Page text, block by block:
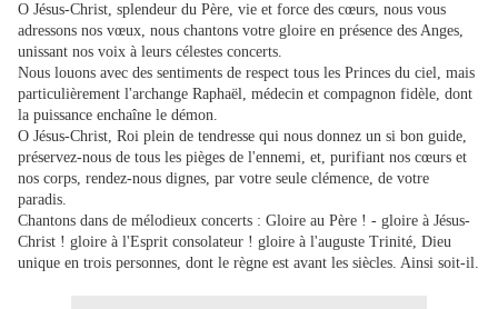
O Jésus-Christ, splendeur du Père, vie et force des cœurs, nous vous
adressons nos vœux, nous chantons votre gloire en présence des Anges,
unissant nos voix à leurs célestes concerts.
Nous louons avec des sentiments de respect tous les Princes du ciel, mais
particulièrement l'archange Raphaël, médecin et compagnon fidèle, dont
la puissance enchaîne le démon.
O Jésus-Christ, Roi plein de tendresse qui nous donnez un si bon guide,
préservez-nous de tous les pièges de l'ennemi, et, purifiant nos cœurs et
nos corps, rendez-nous dignes, par votre seule clémence, de votre
paradis.
Chantons dans de mélodieux concerts : Gloire au Père ! - gloire à Jésus-
Christ ! gloire à l'Esprit consolateur ! gloire à l'auguste Trinité, Dieu
unique en trois personnes, dont le règne est avant les siècles. Ainsi soit-il.